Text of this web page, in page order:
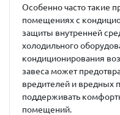
Особенно часто такие
помещениях с
защиты внутренней
холодильного
кондиционирования
завеса может
вредителей и вредных
поддерживать
помещений.